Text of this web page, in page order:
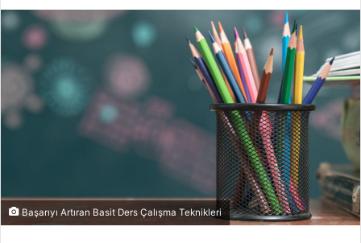
Başarıyı Artıran Basit Ders Çalışma Teknikleri